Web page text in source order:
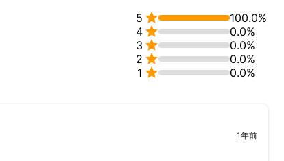
様をはじめとする企業様より、各種工事業務を受託してお
5 
100.0%
4 
0.0%
3 
0.0%
2 
0.0%
1  0.0%
1年前